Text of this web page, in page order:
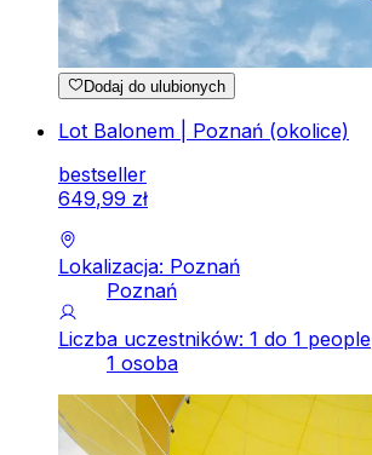
Dodaj do ulubionych
Lot Balonem | Poznań (okolice)
bestseller
649,99 zł
Lokalizacja: Poznań
Poznań
Liczba uczestników: 1 do 1 people
1 osoba